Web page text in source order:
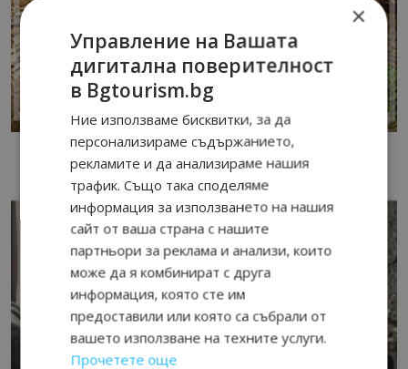
×
Управление на Вашата
дигитална поверителност
в Bgtourism.bg
Ние използваме бисквитки, за да
персонализираме съдържанието,
рекламите и да анализираме нашия
трафик. Също така споделяме
информация за използването на нашия
сайт от ваша страна с нашите
партньори за реклама и анализи, които
може да я комбинират с друга
информация, която сте им
предоставили или която са събрали от
вашето използване на техните услуги.
Прочетете още